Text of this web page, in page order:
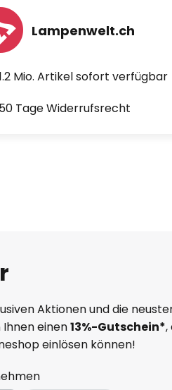
Lampenwelt.ch
Mio. Artikel sofort verfügbar
50 Tage Widerrufsrecht
Aktionen und die
einen13%-Gutschein*,
einlösen können!